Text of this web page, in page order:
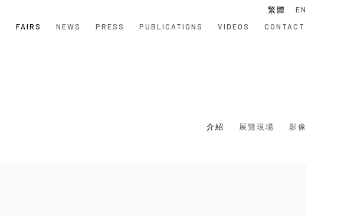
FAIRS NEWS PRESS PUBLICATIONS VIDEOS CONTACT
繁體 EN
介紹 展覽現場 影像